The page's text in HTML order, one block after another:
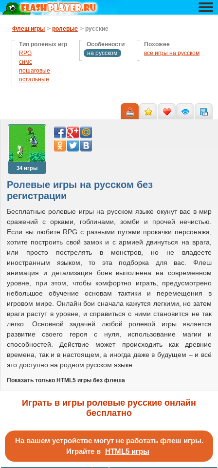
Флеш игры > ролевые > русские
Тип ролевых игр
RPG
симс
пошаговые
остальные
Особенности
на русском
Похожее
все игры на русском
Ролевые игры на русском без
регистрации
Бесплатные ролевые игры на русском языке окунут вас в мир
сражений с орками, гоблинами, зомби и прочей нечистью.
Если вы любите RPG с разными путями прокачки персонажа,
хотите построить свой замок и с армией двинуться на врага,
или просто пострелять в монстров, но не владеете
иностранным языком, то эта подборка для вас. Флеш
анимация и детализация боев выполнена на современном
уровне, при этом, чтобы комфортно играть, предусмотрено
небольшое обучение основам тактики и перемещения в
игровом мире. Онлайн бои сначала кажутся легкими, но затем
враги растут в уровне, и справиться с ними становится не так
легко. Основной задачей любой ролевой игры является
развитие своего героя с нуля, использование магии и
способностей. Действие может происходить как древние
времена, так и в настоящем, а иногда даже в будущем – и всё
это доступно на родном русском языке.
Показать только HTML5 игры без флеша
34 игры
Играть в игры ролевые русские онлайн
бесплатно
На вашем устройстве могут не работать флеш игры.
Играйте в HTML5 игры